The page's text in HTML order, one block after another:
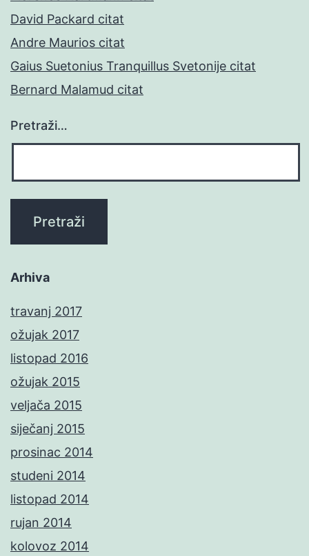
David Packard citat
Andre Maurios citat
Gaius Suetonius Tranquillus Svetonije citat
Bernard Malamud citat
Pretraži…
Arhiva
travanj 2017
ožujak 2017
listopad 2016
ožujak 2015
veljača 2015
siječanj 2015
prosinac 2014
studeni 2014
listopad 2014
rujan 2014
kolovoz 2014